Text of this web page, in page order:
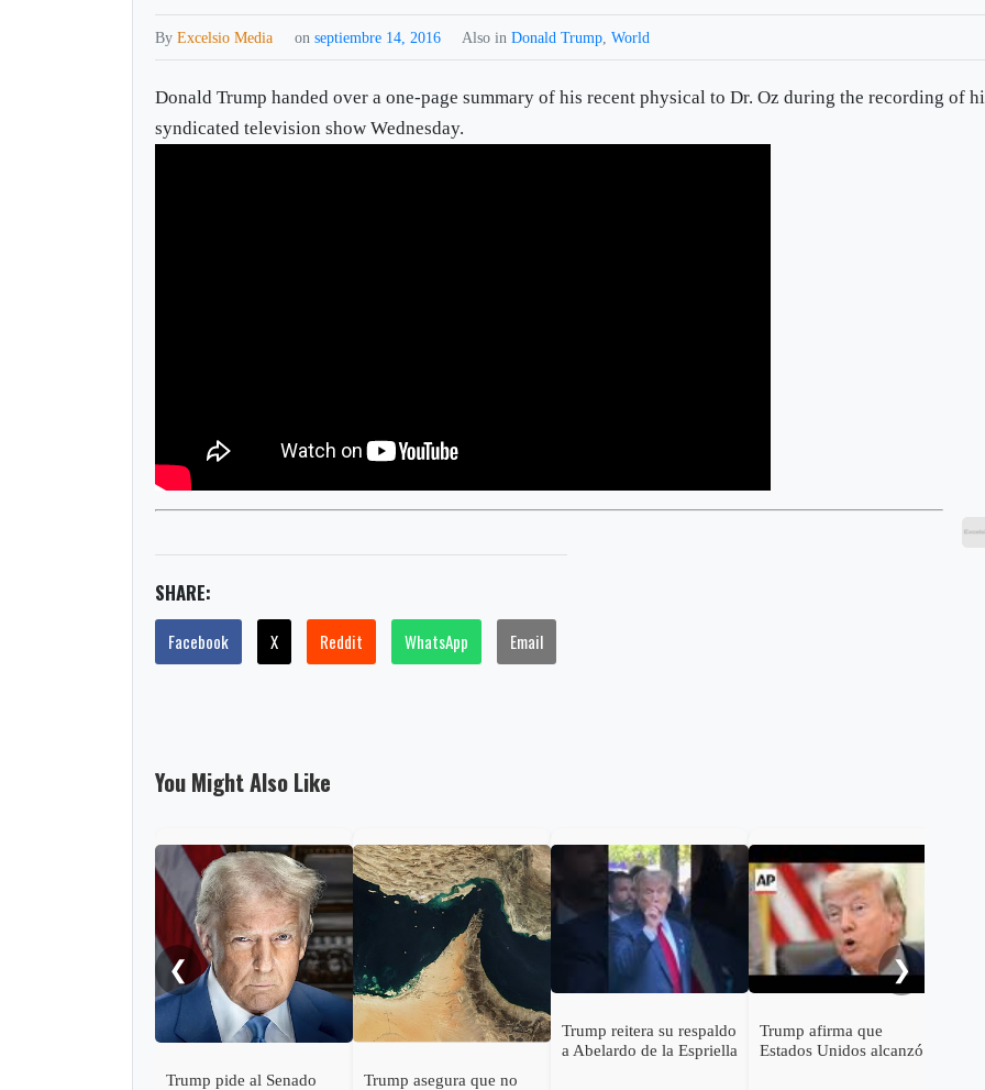
ByExcelsio Media onseptiembre 14, 2016 Also inDonald Trump ,World
Donald Trump handed over a one-page summary of his recent physical to Dr. Oz during the recording of
syndicated television show Wednesday.
SHARE:
Facebook X Reddit WhatsApp Email
You Might Also Like
❮
Trump pide al Senado
Trump asegura que no
Trump reitera su respaldo
a Abelardo de la Espriella
Trump afirma que
Estados Unidos alcanzó
❯